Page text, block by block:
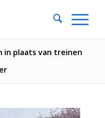
in plaats van treinen